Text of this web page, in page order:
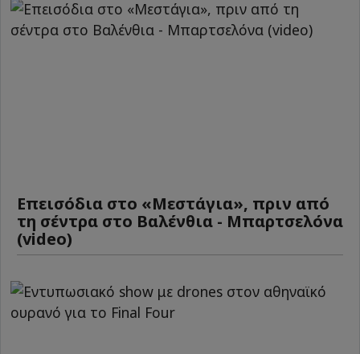
Επεισόδια στο «Μεστάγια», πριν από
τη σέντρα στο Βαλένθια - Μπαρτσελόνα
(video)